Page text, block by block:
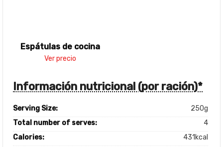
Espátulas de cocina
Ver precio
Información nutricional (por ración)*
Serving Size:
250g
Total number of serves:
4
Calories:
431kcal